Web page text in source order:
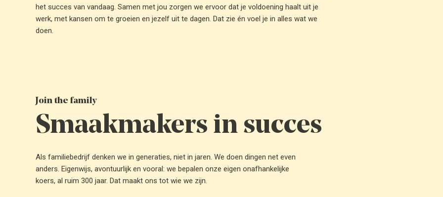
het succes van vandaag. Samen met jou zorgen we ervoor dat je voldoening haalt uit je
werk, met kansen om te groeien en jezelf uit te dagen. Dat zie én voel je in alles wat we
doen.
Join the family
Smaakmakers in succes
Als familiebedrijf denken we in generaties, niet in jaren. We doen dingen net even
anders. Eigenwijs, avontuurlijk en vooral: we bepalen onze eigen onafhankelijke
koers, al ruim 300 jaar. Dat maakt ons tot wie we zijn.